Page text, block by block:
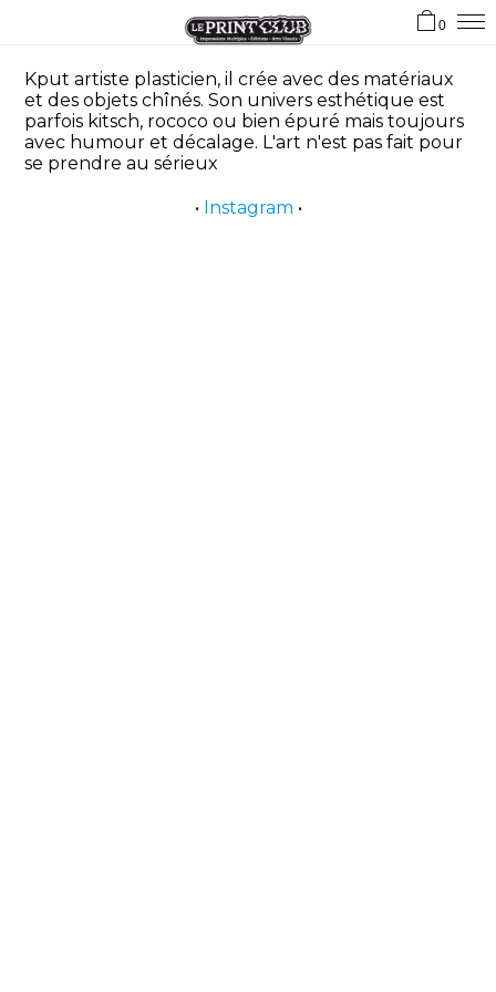
0
Kput artiste plasticien, il crée avec des matériaux
et des objets chînés. Son univers esthétique est
parfois kitsch, rococo ou bien épuré mais toujours
avec humour et décalage. L'art n'est pas fait pour
se prendre au sérieux
• Instagram •